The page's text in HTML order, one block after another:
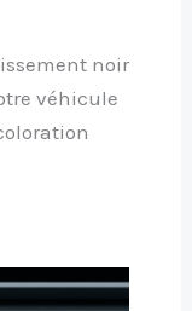
noir
véhicule